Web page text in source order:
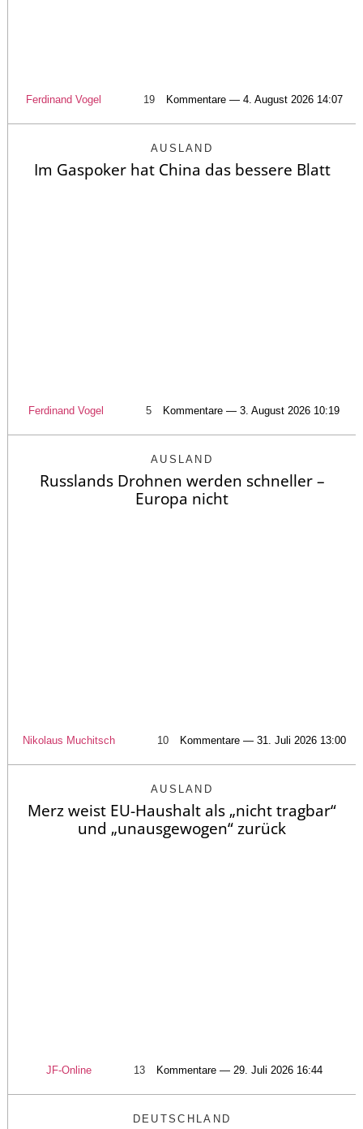
Ferdinand Vogel 19 Kommentare — 4. August 2026 14:07
AUSLAND
Im Gaspoker hat China das bessere Blatt
Ferdinand Vogel 5 Kommentare — 3. August 2026 10:19
AUSLAND
Russlands Drohnen werden schneller –
Europa nicht
Nikolaus Muchitsch 10 Kommentare — 31. Juli 2026 13:00
AUSLAND
Merz weist EU-Haushalt als „nicht tragbar“
und „unausgewogen“ zurück
JF-Online 13 Kommentare — 29. Juli 2026 16:44
DEUTSCHLAND